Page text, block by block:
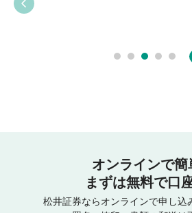
オンラインで簡
まずは無料で口
松井証券ならオンラインで申し込